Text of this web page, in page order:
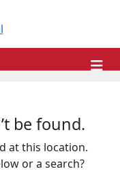
be found.
at this location.
or a search?